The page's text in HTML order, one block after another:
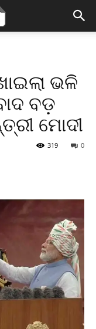
ଭଳି
ବଡ଼
ମୋଦୀ
0
319